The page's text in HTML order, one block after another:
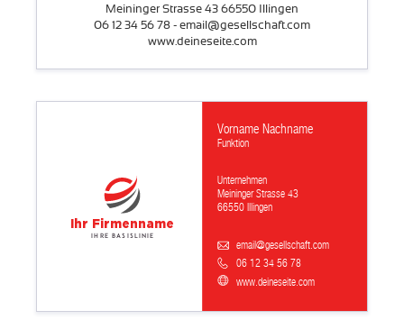
www.deineseite.com
Meininger Strasse 43 66550 Illingen
06 12 34 56 78 - email@gesellschaft.com
06 12 34 56 78
www.deineseite.com
Funktion
Unternehmen
Meininger Strasse 43
66550 Illingen
email@gesellschaft.com
Vorname Nachname
Ihr Firmenname
Ihre Basislinie